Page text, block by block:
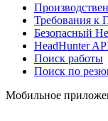
Требования к
Безопасный
HeadHunter
Поиск работы
Поиск по
Мобильное